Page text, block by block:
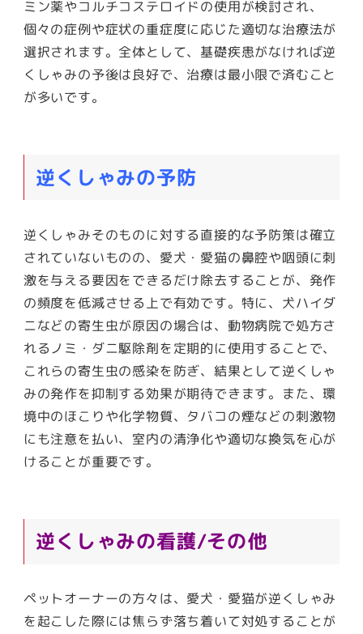
ミン薬やコルチコステロイドの使用が検討され、
個々の症例や症状の重症度に応じた適切な治療法が
選択されます。全体として、基礎疾患がなければ逆
くしゃみの予後は良好で、治療は最小限で済むこと
が多いです。
逆くしゃみの予防
逆くしゃみそのものに対する直接的な予防策は確立
されていないものの、愛犬・愛猫の鼻腔や咽頭に刺
激を与える要因をできるだけ除去することが、発作
の頻度を低減させる上で有効です。特に、犬ハイダ
ニなどの寄生虫が原因の場合は、動物病院で処方さ
れるノミ・ダニ駆除剤を定期的に使用することで、
これらの寄生虫の感染を防ぎ、結果として逆くしゃ
みの発作を抑制する効果が期待できます。また、環
境中のほこりや化学物質、タバコの煙などの刺激物
にも注意を払い、室内の清浄化や適切な換気を心が
けることが重要です。
逆くしゃみの看護/その他
ペットオーナーの方々は、愛犬・愛猫が逆くしゃみ
を起こした際には焦らず落ち着いて対処することが